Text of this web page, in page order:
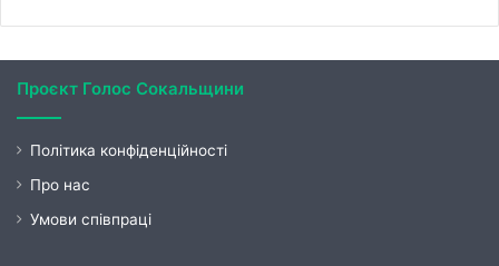
Проєкт Голос Сокальщини
Політика конфіденційності
Про нас
Умови співпраці